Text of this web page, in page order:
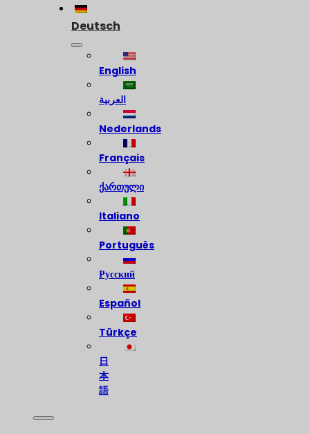
Deutsch
English
العربية
Nederlands
Français
ქართული
Italiano
Português
Русский
Español
Türkçe
日
本
語